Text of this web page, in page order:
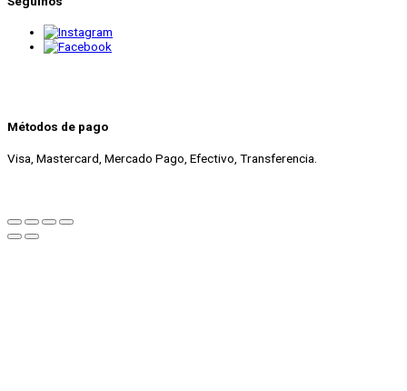
Métodos de pago
Visa, Mastercard, Mercado Pago, Efectivo, Transferencia.